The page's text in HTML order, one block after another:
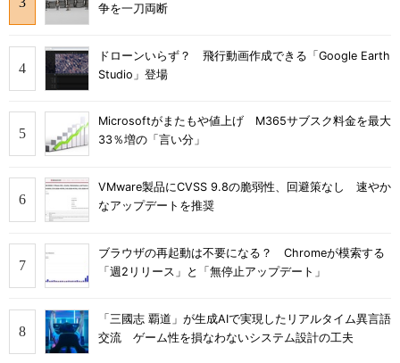
争を一刀両断
ドローンいらず？ 飛行動画作成できる「Google Earth
Studio」登場
Microsoftがまたもや値上げ M365サブスク料金を最大
33％増の「言い分」
VMware製品にCVSS 9.8の脆弱性、回避策なし 速やか
なアップデートを推奨
ブラウザの再起動は不要になる？ Chromeが模索する
「週2リリース」と「無停止アップデート」
「三國志 覇道」が生成AIで実現したリアルタイム異言語
交流 ゲーム性を損なわないシステム設計の工夫